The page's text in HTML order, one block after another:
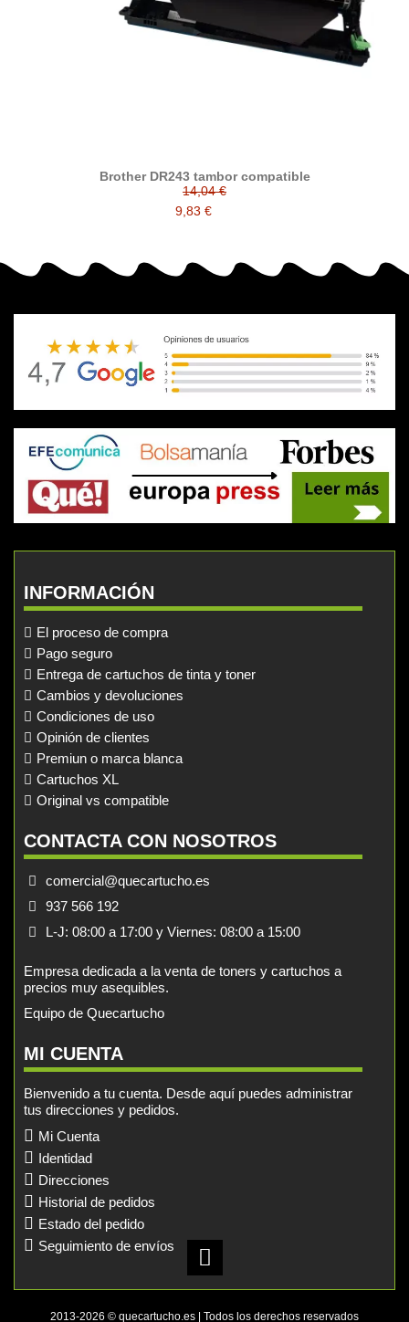
Brother DR243 tambor compatible
14,04 €
9,83 €
INFORMACIÓN
El proceso de compra
Pago seguro
Entrega de cartuchos de tinta y toner
Cambios y devoluciones
Condiciones de uso
Opinión de clientes
Premiun o marca blanca
Cartuchos XL
Original vs compatible
CONTACTA CON NOSOTROS
comercial@quecartucho.es
937 566 192
L-J: 08:00 a 17:00 y Viernes: 08:00 a 15:00
Empresa dedicada a la venta de toners y cartuchos a
precios muy asequibles.
Equipo de Quecartucho
MI CUENTA
Bienvenido a tu cuenta. Desde aquí puedes administrar
tus direcciones y pedidos.
Mi Cuenta
Identidad
Direcciones
Historial de pedidos
Estado del pedido
Seguimiento de envíos
2013-2026 © quecartucho.es | Todos los derechos reservados